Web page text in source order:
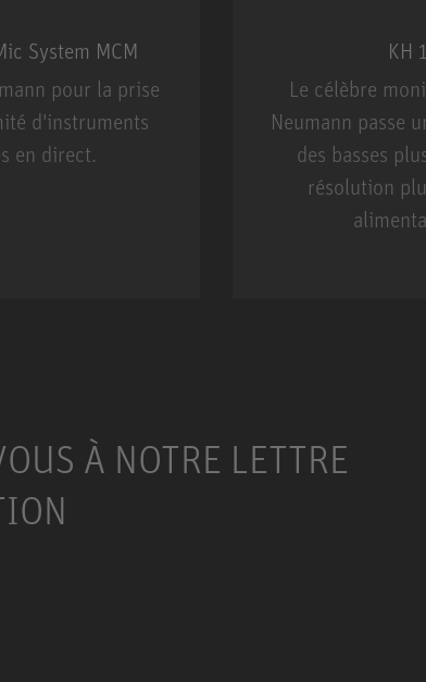
System MCM
pour la prise
d'instruments
en direct.
KH
Le célèbre
Neumann passe
des basses
résolution
À NOTRE LETTRE